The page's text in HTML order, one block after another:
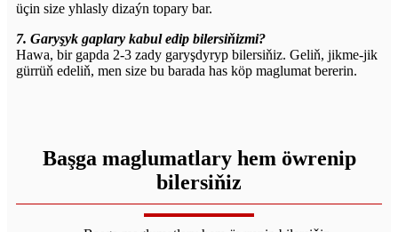
üçin size yhlasly dizaýn topary bar.
7. Garyşyk gaplary kabul edip bilersiňizmi?
Hawa, bir gapda 2-3 zady garyşdyryp bilersiňiz. Geliň, jikme-jik
gürrüň edeliň, men size bu barada has köp maglumat bererin.
Başga maglumatlary hem öwrenip
bilersiňiz